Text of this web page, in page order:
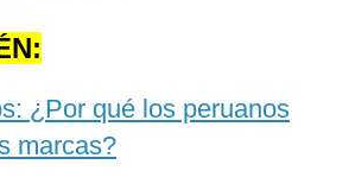
¿Por qué los peruanos
marcas?